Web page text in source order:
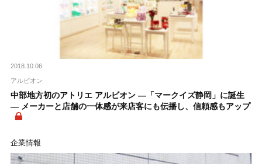
2018.10.06
アルビオン
中部地方初のアトリエ アルビオン ―「マークイズ静岡」に誕生
― メーカーと店舗の一体感が来店客にも伝播し、信頼感もアップ
企業情報